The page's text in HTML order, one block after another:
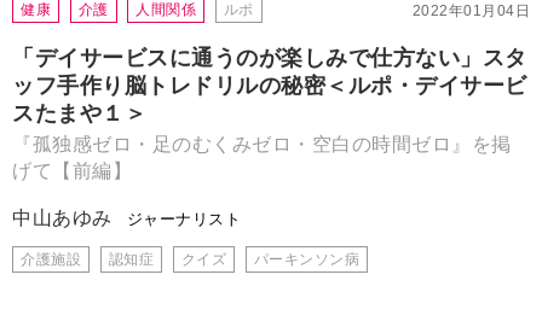
2022年01月04日
健康 介護 人間関係 ルポ
「デイサービスに通うのが楽しみで仕方ない」スタ
ッフ手作り脳トレドリルの秘密＜ルポ・デイサービ
スたまや１＞
『孤独感ゼロ・足のむくみゼロ・空白の時間ゼロ』を掲
げて【前編】
中山あゆみ ジャーナリスト
介護施設 認知症 クイズ パーキンソン病